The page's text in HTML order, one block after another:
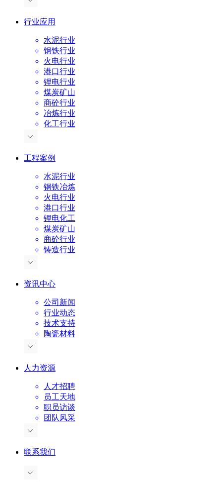
行业应用
水泥行业
钢铁行业
火电行业
港口行业
锂电行业
煤炭矿山
商砼行业
冶炼行业
化工行业
工程案例
水泥行业
钢铁冶炼
火电行业
港口行业
锂电化工
煤炭矿山
商砼行业
铸造行业
资讯中心
公司新闻
行业动态
技术支持
陶瓷材料
人力资源
人才招聘
员工天地
职员访谈
团队风采
联系我们